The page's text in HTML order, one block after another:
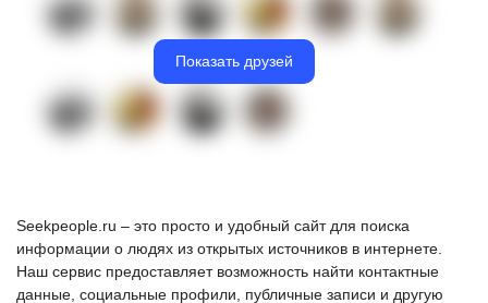
Показать друзей
Seekpeople.ru – это просто и удобный сайт для поиска
информации о людях из открытых источников в интернете.
Наш сервис предоставляет возможность найти контактные
данные, социальные профили, публичные записи и другую